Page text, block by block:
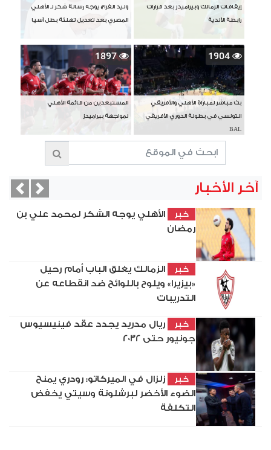
إيقافات الزمالك وبيراميدز بعد قرارات
رابطة الأندية
وليد الفراج يوجه رسالة شكر لـ الأهلي
المصري بعد تعديل تهنئة بطل آسيا
1904
بث مباشر لمباراة الأهلي والأفريقي
التونسي في بطولة الدوري الأفريقي
BAL
1897
المستبعدين من قائمة الأهلي
لمواجهة بيراميدز
آخر الأخبار
خبر
الأهلي يوجه الشكر لمحمد علي بن
رمضان
خبر
الزمالك يغلق الباب أمام رحيل
«بيزيرا» ويلوح باللوائح ضد انقطاعه عن
التدريبات
خبر
ريال مدريد يجدد عقد فينيسيوس
جونيور حتى 2032
خبر
زلزال في الميركاتو: رودري يمنح
الضوء الأخضر لبرشلونة وسيتي يخفض
التكلفة
Next